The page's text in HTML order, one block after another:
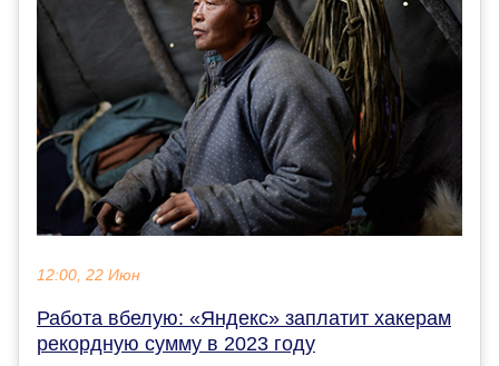
12:00, 22 Июн
Работа вбелую: «Яндекс» заплатит хакерам
рекордную сумму в 2023 году